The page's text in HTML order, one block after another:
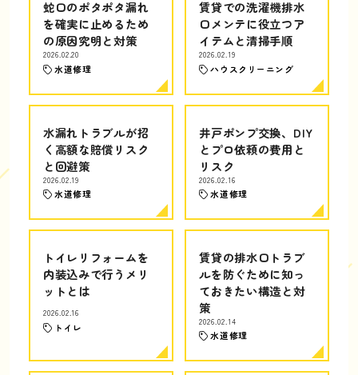
蛇口のポタポタ漏れ
を確実に止めるため
の原因究明と対策
2026.02.20
水道修理
賃貸での洗濯機排水
口メンテに役立つア
イテムと清掃手順
2026.02.19
ハウスクリーニング
水漏れトラブルが招
く高額な賠償リスク
と回避策
2026.02.19
水道修理
井戸ポンプ交換、DIY
とプロ依頼の費用と
リスク
2026.02.16
水道修理
トイレリフォームを
内装込みで行うメリ
ットとは
2026.02.16
トイレ
賃貸の排水口トラブ
ルを防ぐために知っ
ておきたい構造と対
策
2026.02.14
水道修理